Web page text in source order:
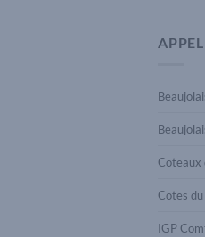
Coteaux
Cotes
IGP